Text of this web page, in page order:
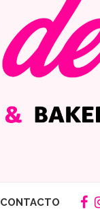
CONTACTO